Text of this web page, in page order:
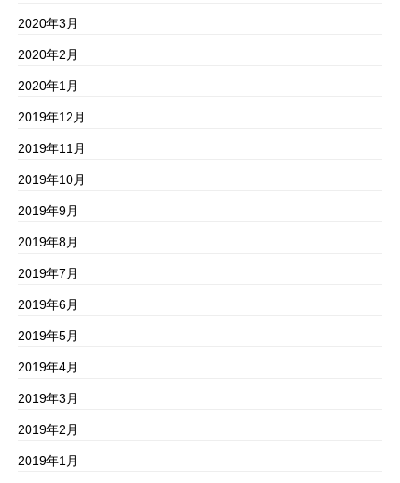
2020年3月
2020年2月
2020年1月
2019年12月
2019年11月
2019年10月
2019年9月
2019年8月
2019年7月
2019年6月
2019年5月
2019年4月
2019年3月
2019年2月
2019年1月